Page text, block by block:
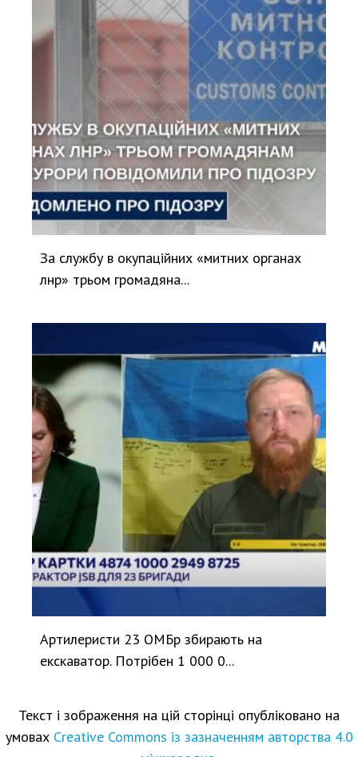
За службу в окупаційних «митних органах
лнр» трьом громадяна...
Артилеристи 23 ОМБр збирають на
екскаватор. Потрібен 1 000 0...
Текст і зображення на цій сторінці опубліковано на
умовах Creative Commons із зазначенням авторства 4.0